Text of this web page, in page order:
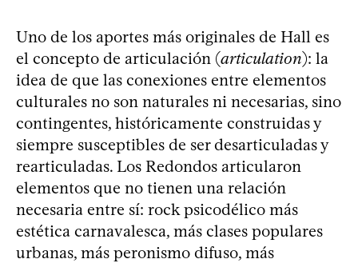
Uno de los aportes más originales de Hall es
el concepto de articulación (articulation): la
idea de que las conexiones entre elementos
culturales no son naturales ni necesarias, sino
contingentes, históricamente construidas y
siempre susceptibles de ser desarticuladas y
rearticuladas. Los Redondos articularon
elementos que no tienen una relación
necesaria entre sí: rock psicodélico más
estética carnavalesca, más clases populares
urbanas, más peronismo difuso, más